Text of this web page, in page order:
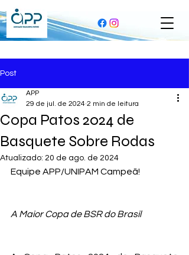
Post
Copa Patos 2024 de
Basquete Sobre Rodas
APP
29 de jul. de 2024 2 min de leitura
Atualizado: 20 de ago. de 2024
Equipe APP/UNIPAM Campeã!
A Maior Copa de BSR do Brasil